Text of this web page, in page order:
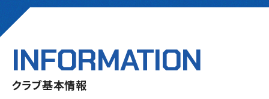
INFORMATION
クラブ基本情報